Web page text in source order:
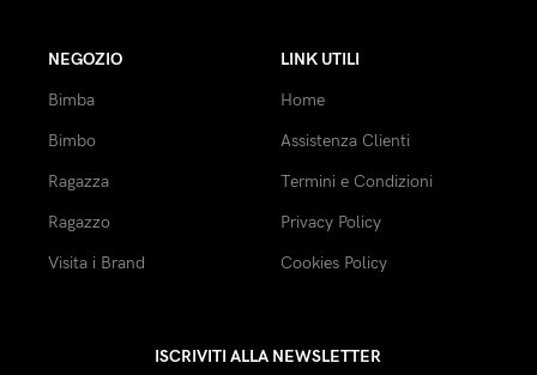
NEGOZIO
Bimba
Bimbo
Ragazza
Ragazzo
Visita i Brand
LINK UTILI
Home
Assistenza Clienti
Termini e Condizioni
Privacy Policy
Cookies Policy
ISCRIVITI ALLA NEWSLETTER